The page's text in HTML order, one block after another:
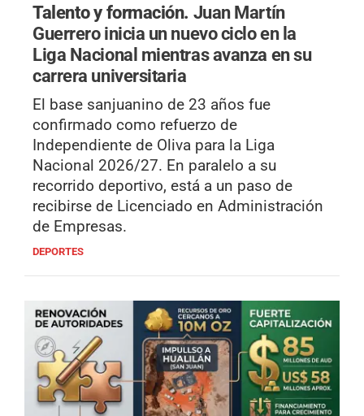
Talento y formación. Juan Martín
Guerrero inicia un nuevo ciclo en la
Liga Nacional mientras avanza en su
carrera universitaria
El base sanjuanino de 23 años fue
confirmado como refuerzo de
Independiente de Oliva para la Liga
Nacional 2026/27. En paralelo a su
recorrido deportivo, está a un paso de
recibirse de Licenciado en Administración
de Empresas.
DEPORTES